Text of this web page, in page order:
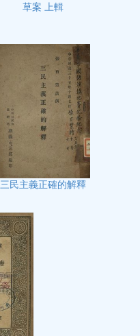
草案 上輯
三民主義正確的解釋